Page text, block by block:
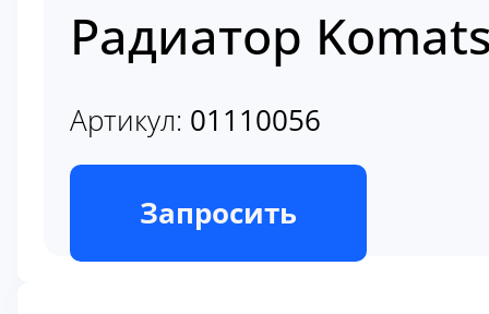
Радиатор
Артикул: 01110056
В наличии
Запросить